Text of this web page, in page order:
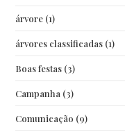
árvore (1)
árvores classificadas (1)
Boas festas (3)
Campanha (3)
Comunicação (9)